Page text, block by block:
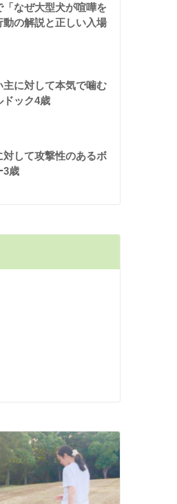
「なぜ大型犬が喧嘩を
動の解説と正しい入場
主に対して本気で噛む
ドック4歳
対して攻撃性のあるボ
3歳